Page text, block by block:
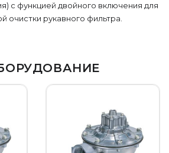
с функцией двойного включения для
очистки рукавного фильтра.